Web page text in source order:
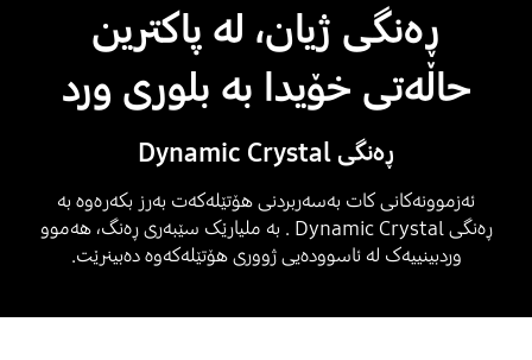
ڕەنگی ژیان، لە پاکترین
حاڵەتی خۆیدا بە بلوری ورد
ڕەنگی Dynamic Crystal
ئەزموونەکانی کات بەسەربردنی هۆتێلەکەت بەرز بکەرەوە بە
ڕەنگی Dynamic Crystal . بە ملیارێک سێبەری ڕەنگ، هەموو
وردبینییەک لە ئاسوودەیی ژووری هۆتێلەکەوە دەبینرێت.